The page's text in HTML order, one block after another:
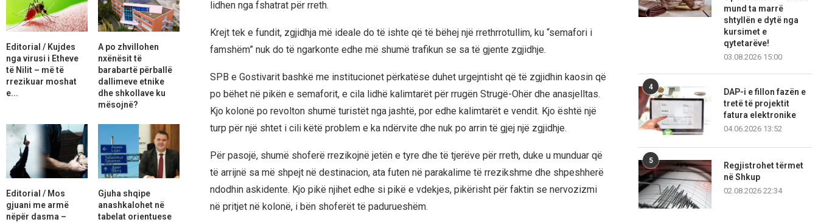
lidhen nga fshatrat për rreth.
Krejt tek e fundit, zgjidhja më ideale do të ishte që të bëhej një rrethrrotullim, ku “semafori i
famshëm” nuk do të ngarkonte edhe më shumë trafikun se sa të gjente zgjidhje.
SPB e Gostivarit bashkë me institucionet përkatëse duhet urgejntisht që të zgjidhin kaosin që
po bëhet në pikën e semaforit, e cila lidhë kalimtarët për rrugën Strugë-Ohër dhe anasjelltas.
Kjo kolonë po revolton shumë turistët nga jashtë, por edhe kalimtarët e vendit. Kjo është një
turp për një shtet i cili këtë problem e ka ndërvite dhe nuk po arrin të gjej një zgjidhje.
Për pasojë, shumë shoferë rrezikojnë jetën e tyre dhe të tjerëve për rreth, duke u munduar që
të arrijnë sa më shpejt në destinacion, ata futen në parakalime të rrezikshme dhe shpeshherë
ndodhin askidente. Kjo pikë njihet edhe si pikë e vdekjes, pikërisht për faktin se nervozizmi
në pritjet në kolonë, i bën shoferët të padurueshëm.
mund ta marrë
shtyllën e dytë nga
kursimet e
qytetarëve!
03.08.2026 15:00
4
DAP-i e fillon fazën e
tretë të projektit
fatura elektronike
04.06.2026 13:52
5
Regjistrohet tërmet
në Shkup
02.08.2026 22:34
Editorial / Kujdes
nga virusi i Etheve
të Nilit – më të
rrezikuar moshat
e...
A po zhvillohen
nxënësit të
barabartë përballë
dallimeve etnike
dhe shkollave ku
mësojnë?
Editorial / Mos
gjuani me armë
nëpër dasma –
Gjuha shqipe
anashkalohet në
tabelat orientuese